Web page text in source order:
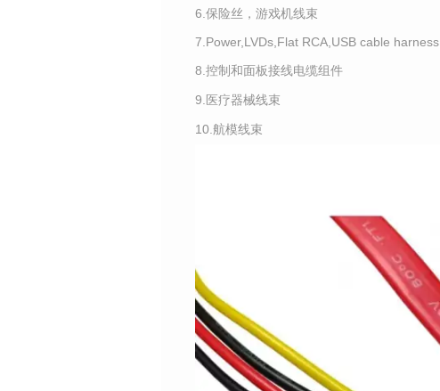
6.保险丝，游戏机线束
7.Power,LVDs,Flat RCA,USB cable harness
8.控制和面板接线电缆组件
9.医疗器械线束
10.航模线束